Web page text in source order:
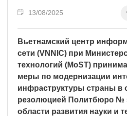
13/08/2025
Вьетнамский центр
сети (VNNIC) при
технологий (MoST)
меры по модернизации
инфраструктуры страны в
резолюцией Политбюро №
области развития науки и